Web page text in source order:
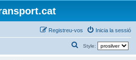
Inicia la sessió
Registreu-vos
Style:
e